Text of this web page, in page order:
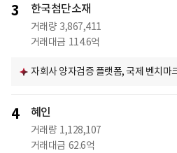
3 한국첨단소재
거래량 3,867,411
거래대금 114.6억
자회사 양자검증 플랫폼, 국제 벤치마
4 혜인
거래량 1,128,107
거래대금 62.6억